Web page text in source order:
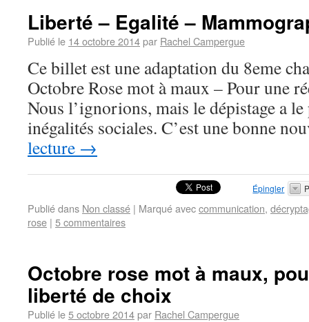
Liberté – Egalité –
Publié le 14 octobre 2014par Rachel Campergue
Ce billet est une adaptation du 8eme
Octobre Rose mot à maux – Pour une
Nous l’ignorions, mais le dépistage a
inégalités sociales. C’est une bonne
lecture →
Épingler
Publié dans Non classé | Marqué aveccommunication,
rose | 5 commentaires
Octobre rose mot à maux,
liberté de choix
Publié le5 octobre 2014par Rachel Campergue